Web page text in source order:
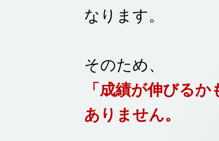
なります。
そのため、
「成績が伸びる
ありません。